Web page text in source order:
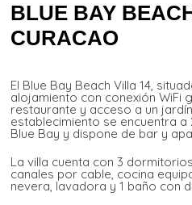
BLUE BAY
CURACAO
El Blue Bay Beach Villa 14,
alojamiento con conexión WiFi
restaurante y acceso a un
establecimiento se encuentra
Blue Bay y dispone de bar y
La villa cuenta con 3
canales por cable, cocina
nevera, lavadora y 1 baño con